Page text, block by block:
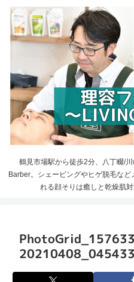
鶴見市場駅から徒歩2分、八丁畷/
Barber。シェービングやヒゲ脱毛な
れる顔そりは癒しと乾燥肌